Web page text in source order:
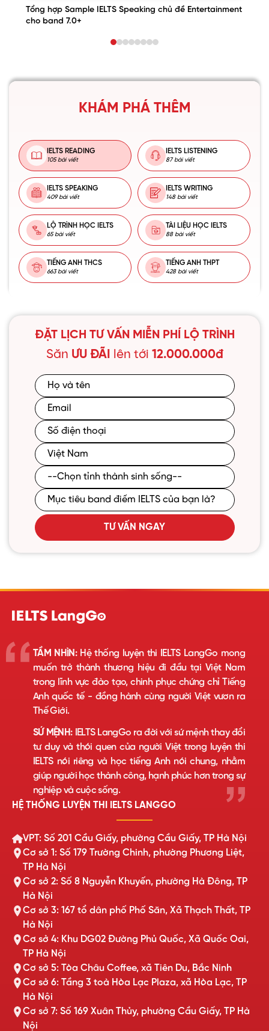
Tổng hợp Sample IELTS Speaking chủ đề Entertainment
cho band 7.0+
KHÁM PHÁ THÊM
IELTS READING
105 bài viết
IELTS LISTENING
87 bài viết
IELTS SPEAKING
409 bài viết
IELTS WRITING
148 bài viết
LỘ TRÌNH HỌC IELTS
65 bài viết
TÀI LIỆU HỌC IELTS
88 bài viết
TIẾNG ANH THCS
663 bài viết
TIẾNG ANH THPT
428 bài viết
ĐẶT LỊCH TƯ VẤN MIỄN PHÍ LỘ TRÌNH
Săn ƯU ĐÃI lên tới 12.000.000đ
TƯ VẤN NGAY
TẦM NHÌN:Hệ thống luyện thi IELTS LangGo mong
muốn trở thành thương hiệu đi đầu tại Việt Nam
trong lĩnh vực đào tạo, chinh phục chứng chỉ Tiếng
Anh quốc tế - đồng hành cùng người Việt vươn ra
Thế Giới.
SỨ MỆNH:IELTS LangGo ra đời với sứ mệnh thay đổi
tư duy và thói quen của người Việt trong luyện thi
IELTS nói riêng và học tiếng Anh nói chung, nhằm
giúp người học thành công, hạnh phúc hơn trong sự
nghiệp và cuộc sống.
HỆ THỐNG LUYỆN THI IELTS LANGGO
VPT: Số 201 Cầu Giấy, phường Cầu Giấy, TP Hà Nội
Cơ sở 1: Số 179 Trường Chinh, phường Phương Liệt,
TP Hà Nội
Cơ sở 2: Số 8 Nguyễn Khuyến, phường Hà Đông, TP
Hà Nội
Cơ sở 3: 167 tổ dân phố Phố Săn, Xã Thạch Thất, TP
Hà Nội
Cơ sở 4: Khu DG02 Đường Phủ Quốc, Xã Quốc Oai,
TP Hà Nội
Cơ sở 5: Tòa Châu Coffee, xã Tiên Du, Bắc Ninh
Cơ sở 6: Tầng 3 toà Hòa Lạc Plaza, xã Hòa Lạc, TP
Hà Nội
Cơ sở 7: Số 169 Xuân Thủy, phường Cầu Giấy, TP Hà
Nội